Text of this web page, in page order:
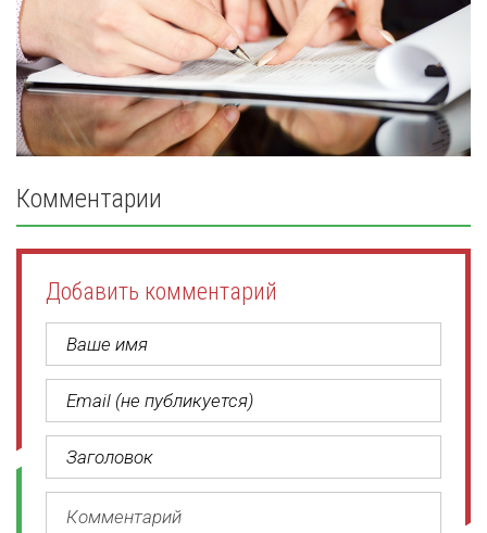
Комментарии
Добавить комментарий